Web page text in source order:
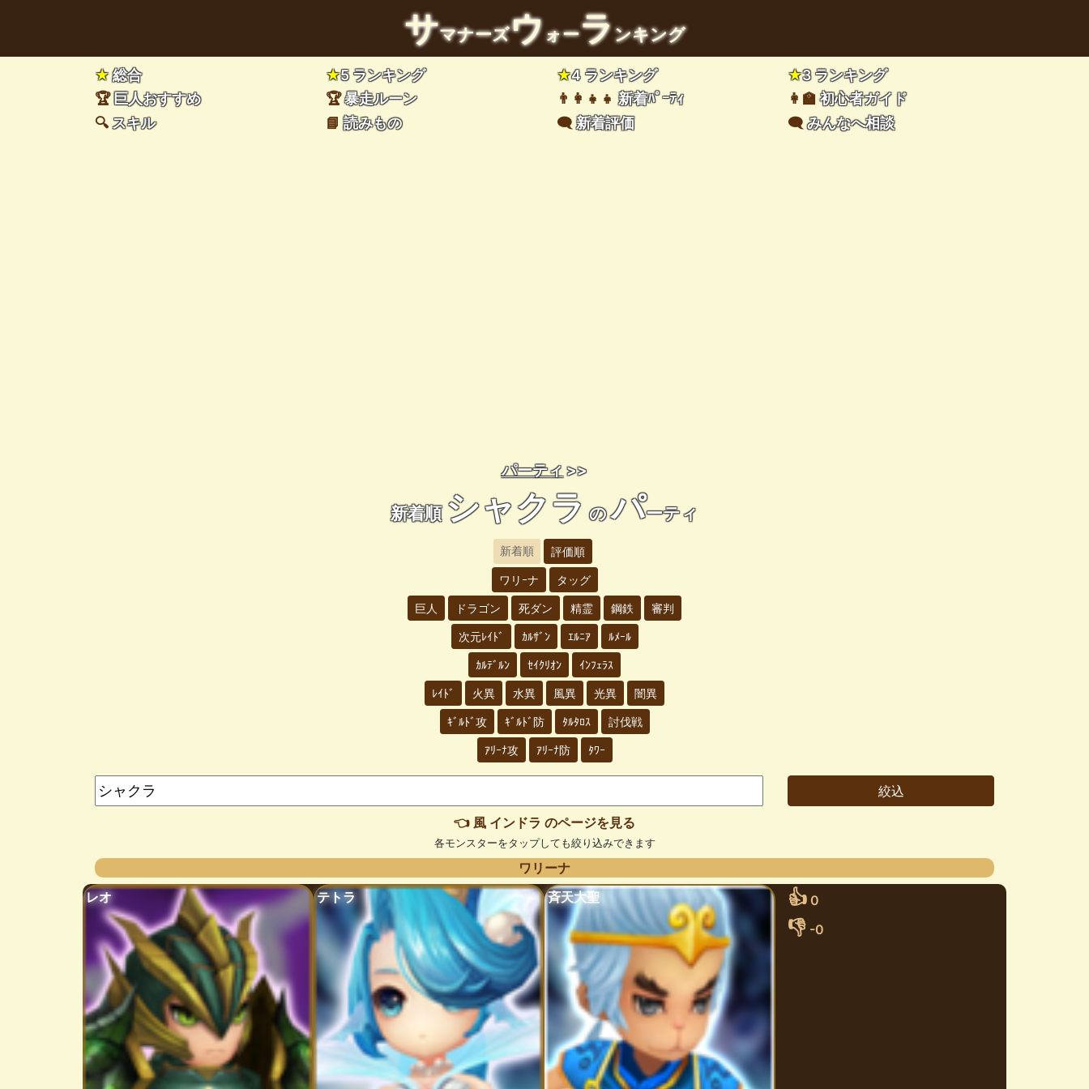
サマナーズウォーランキング
★総合 ★5 ランキング ★4 ランキング ★3 ランキング
🏆 巨人おすすめ 🏆暴走ルーン 👨‍👩‍👧‍👧新着ﾊﾟｰﾃｨ 👩‍🏫初心者ガイド
🔍スキル 📘読みもの 🗨️新着評価 🗨️みんなへ相談
パーティ >>
新着順 シャクラ のパーティ
新着順 評価順
ワリｰナ タッグ
巨人 ドラゴン 死ダン 精霊 鋼鉄 審判
次元ﾚｲﾄﾞ ｶﾙｻﾞﾝ ｴﾙﾆｱ ﾙﾒｰﾙ
ｶﾙﾃﾞﾙﾝ ｾｲｸﾘｵﾝ ｲﾝﾌｪﾗｽ
ﾚｲﾄﾞ 火異 水異 風異 光異 闇異
ｷﾞﾙﾄﾞ攻 ｷﾞﾙﾄﾞ防 ﾀﾙﾀﾛｽ 討伐戦
ｱﾘｰﾅ攻 ｱﾘｰﾅ防 ﾀﾜｰ
👈 風 インドラ のページを見る
各モンスターをタップしても絞り込みできます
ワリーナ
レオ
テトラ 斉天大聖 👍 0
👎 -0